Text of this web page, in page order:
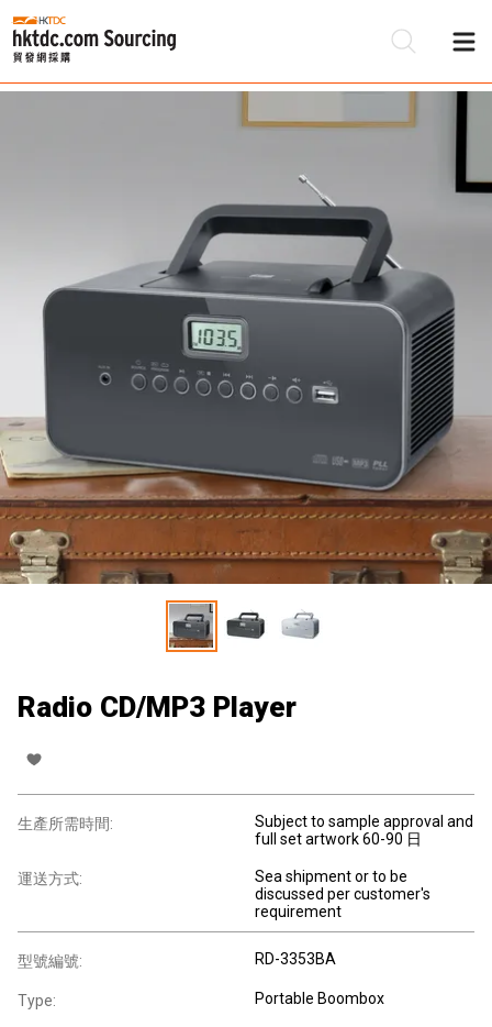
Radio CD/MP3 Player
生產所需時間:
Subject to sample approval and
full set artwork 60-90 日
運送方式:
Sea shipment or to be
discussed per customer's
requirement
型號編號: RD-3353BA
Type: Portable Boombox